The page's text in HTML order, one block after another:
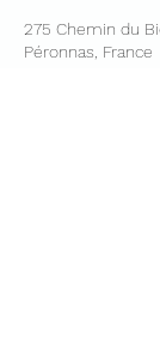
275 Chemin du
Péronnas, France